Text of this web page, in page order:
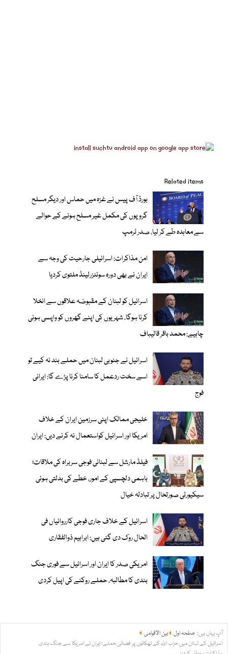
Related items
بورڈ آف پیس نے غزہ میں حماس اور دیگر مسلح
گروپوں کی مکمل غیر مسلح ہونے کے حوالے
سے معاہدہ طے کر لیا، صدر ٹرمپ
امن مذاکرات: اسرائیلی جارحیت کی وجہ سے
ایران نے بھی دورہ سوئٹزرلینڈ ملتوی کردیا
اسرائیل کو لبنان کے مقبوضہ علاقوں سے انخلا
کرنا ہوگا، شہریوں کی اپنے گھروں کو واپسی ہونی
چاہیے: محمد باقر قالیباف
اسرائیل نے جنوبی لبنان میں حملے بند نہ کیے تو
اسے سخت ردعمل کا سامنا کرنا پڑے گا: ایرانی
فوج
خلیجی ممالک اپنی سرزمین ایران کے خلاف
امریکا اور اسرائیل کواستعمال نہ کرنے دیں: ایران
فیلڈ مارشل سے لبنانی فوجی سربراہ کی ملاقات؛
باہمی دلچسپی کے امور، خطے کی بدلتی ہوئی
سیکیورٹی صورتحال پر تبادلہ خیال
اسرائیل کے خلاف جاری فوجی کارروائیاں فی
الحال روک دی گئی ہیں: ابراہیم ذوالفقاری
امریکی صدر کا ایران اور اسرائیل سے فوری جنگ
بندی کا مطالبہ، حملے روکنے کی اپیل کردی
آپ یہاں ہیں: صفحہ اول
بین الاقوامی
اسرائیل کے لبنان میں حزب اللہ کے ٹھکانوں پر فضائی حملے؛ ایران نے امریکا سے جنگ بندی